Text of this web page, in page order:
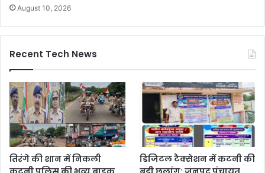
August 10, 2026
Recent Tech News
तिरंगे की शान में निकली
डिजिटल टैक्सेशन में कटनी की